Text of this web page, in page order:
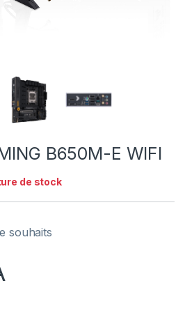
B650M-E WIFI
de stock
souhaits